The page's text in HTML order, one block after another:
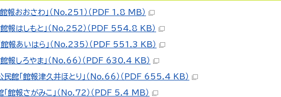
おおさわ」（No.251）（PDF 1.8 MB）
はしもと」（No.252）（PDF 554.8 KB）
あいはら」（No.235）（PDF 551.3 KB）
しろやま」（No.66）（PDF 630.4 KB）
「館報津久井ほとり」（No.66）（PDF 655.4 KB）
報さがみこ」（No.72）（PDF 5.4 MB）